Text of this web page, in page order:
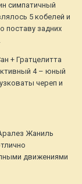
симпатичный
5 кобелей и
поставу задних
+ Гратцелитта
4 – юный
череп и
Жаниль
движениями